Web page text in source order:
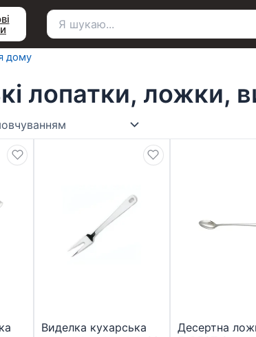
Пошук
дому
лопатки, ложки,
Виделка кухарська
Десертна